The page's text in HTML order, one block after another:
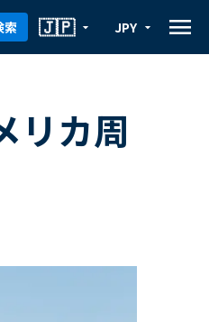
索 arrow_drop_down
🇯🇵 arrow_drop_down
JPY menu
リカ周